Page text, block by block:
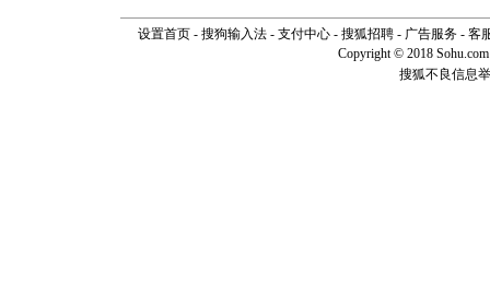
设置首页- 搜狗输入法- 支付中心- 搜狐招聘- 广告服务- 客
Copyright © 2018
搜狐不良信息